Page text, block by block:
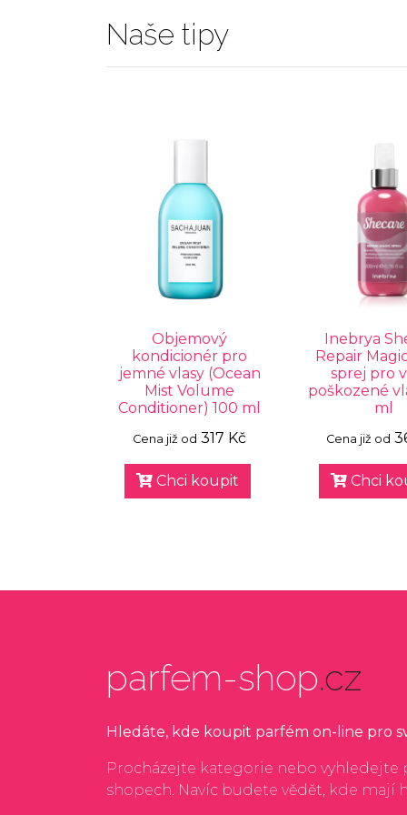
Naše tipy
Objemový
kondicionér pro
jemné vlasy (Ocean
Mist Volume
Conditioner) 100 ml
Cena již od 317 Kč
Chci koupit
Inebrya
Repair
sprej pro
poškozené
ml
Cena již od
Chci
parfem-shop.cz
Hledáte, kde koupit parfém on-line pro
Procházejte kategorie nebo vyhledejte
shopech. Navíc budete vědět, kde mají